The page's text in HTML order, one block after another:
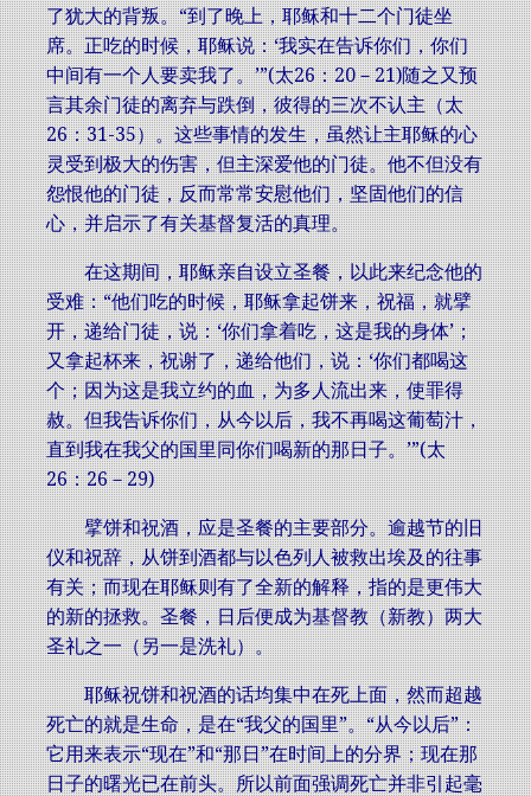
了犹大的背叛。“到了晚上，耶稣和十二个门徒坐
席。正吃的时候，耶稣说：‘我实在告诉你们，你们
中间有一个人要卖我了。’”(太26：20－21)随之又预
言其余门徒的离弃与跌倒，彼得的三次不认主（太
26：31-35）。这些事情的发生，虽然让主耶稣的心
灵受到极大的伤害，但主深爱他的门徒。他不但没有
怨恨他的门徒，反而常常安慰他们，坚固他们的信
心，并启示了有关基督复活的真理。
在这期间，耶稣亲自设立圣餐，以此来纪念他的
受难：“他们吃的时候，耶稣拿起饼来，祝福，就擘
开，递给门徒，说：‘你们拿着吃，这是我的身体’；
又拿起杯来，祝谢了，递给他们，说：‘你们都喝这
个；因为这是我立约的血，为多人流出来，使罪得
赦。但我告诉你们，从今以后，我不再喝这葡萄汁，
直到我在我父的国里同你们喝新的那日子。’”(太
26：26－29)
擘饼和祝酒，应是圣餐的主要部分。逾越节的旧
仪和祝辞，从饼到酒都与以色列人被救出埃及的往事
有关；而现在耶稣则有了全新的解释，指的是更伟大
的新的拯救。圣餐，日后便成为基督教（新教）两大
圣礼之一（另一是洗礼）。
耶稣祝饼和祝酒的话均集中在死上面，然而超越
死亡的就是生命，是在“我父的国里”。“从今以后”：
它用来表示“现在”和“那日”在时间上的分界；现在那
日子的曙光已在前头。所以前面强调死亡并非引起毫